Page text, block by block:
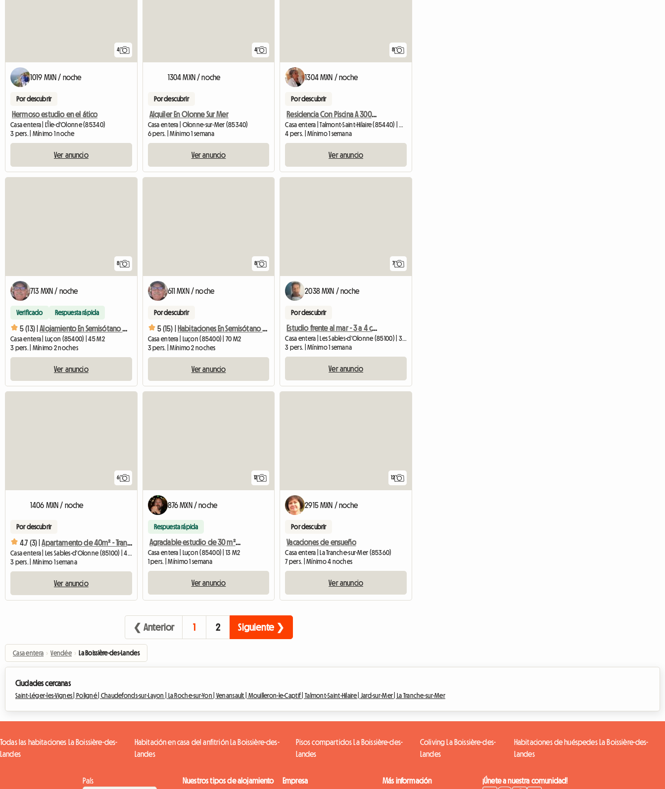
4
1019 MXN / noche
Por descubrir
Hermoso estudio en el ático
Casa entera | L'Île-d'Olonne (85340)
3 pers. | Mínimo 1 noche
Ver anuncio
4
1304 MXN / noche
Por descubrir
Alquiler En Olonne Sur Mer
Casa entera | Olonne-sur-Mer (85340)
6 pers. | Mínimo 1 semana
Ver anuncio
8
1304 MXN / noche
Por descubrir
Residencia Con Piscina A 300m Del Mar
Casa entera | Talmont-Saint-Hilaire (85440) | 55 M2
4 pers. | Mínimo 1 semana
Ver anuncio
8
713 MXN / noche
Verificado Respuesta rápida
5 (13) | Alojamiento En Semisótano Con Acceso Privado
Casa entera | Luçon (85400) | 45 M2
3 pers. | Mínimo 2 noches
Ver anuncio
8
611 MXN / noche
Por descubrir
5 (15) | Habitaciones En Semisótano Y RdC; Ducha Privada Y W.C.
Casa entera | Luçon (85400) | 70 M2
3 pers. | Mínimo 2 noches
Ver anuncio
7
2038 MXN / noche
Por descubrir
Estudio frente al mar - 3 a 4 camas
Casa entera | Les Sables-d'Olonne (85100) | 36 M2
3 pers. | Mínimo 1 semana
Ver anuncio
6
1406 MXN / noche
Por descubrir
4.7 (3) | Apartamento de 40m² - Tranquilo y luminoso - Cerca del mar y de la estación de tren
Casa entera | Les Sables-d'Olonne (85100) | 40 M2
3 pers. | Mínimo 1 semana
Ver anuncio
12
876 MXN / noche
Respuesta rápida
Agradable estudio de 30 m² en alquiler
Casa entera | Luçon (85400) | 13 M2
1 pers. | Mínimo 1 semana
Ver anuncio
12
2915 MXN / noche
Por descubrir
Vacaciones de ensueño
Casa entera | La Tranche-sur-Mer (85360)
7 pers. | Mínimo 4 noches
Ver anuncio
❮ Anterior 1 2 Siguiente ❯
Casa entera › Vendée › La Boissière-des-Landes
Ciudades cercanas
Saint-Léger-les-Vignes | Poligné | Chaudefonds-sur-Layon | La Roche-sur-Yon | Venansault | Mouilleron-le-Captif | Talmont-Saint-Hilaire | Jard-sur-Mer | La Tranche-sur-Mer
Todas las habitaciones La Boissière-des-
Landes
Habitación en casa del anfitrión La Boissière-des-
Landes
Pisos compartidos La Boissière-des-
Landes
Coliving La Boissière-des-
Landes
Habitaciones de huéspedes La Boissière-des-
Landes
País Nuestros tipos de alojamiento Empresa Más información ¡Únete a nuestra comunidad!